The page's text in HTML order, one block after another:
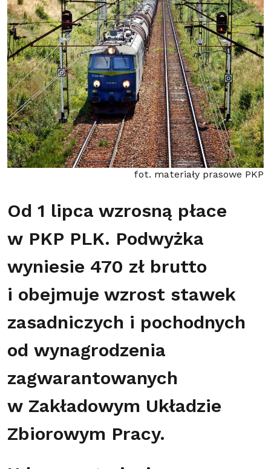
fot. materiały prasowe PKP
Od 1 lipca wzrosną płace
w PKP PLK. Podwyżka
wyniesie 470 zł brutto
i obejmuje wzrost stawek
zasadniczych i pochodnych
od wynagrodzenia
zagwarantowanych
w Zakładowym Układzie
Zbiorowym Pracy.